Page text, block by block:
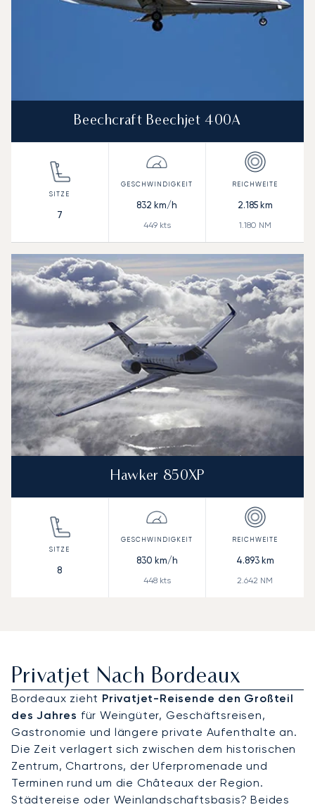
Beechcraft Beechjet 400A
7
832 km/h
449kts
2.185km
1.180 NM
Hawker 850XP
8
830 km/h
448kts
4.893km
2.642 NM
Privatjet Nach Bordeaux
Bordeaux zieht Privatjet-Reisende den Großteil
des Jahres für Weingüter, Geschäftsreisen,
Gastronomie und längere private Aufenthalte an.
Die Zeit verlagert sich zwischen dem historischen
Zentrum, Chartrons, der Uferpromenade und
Terminen rund um die Châteaux der Region.
Städtereise oder Weinlandschaftsbasis? Beides